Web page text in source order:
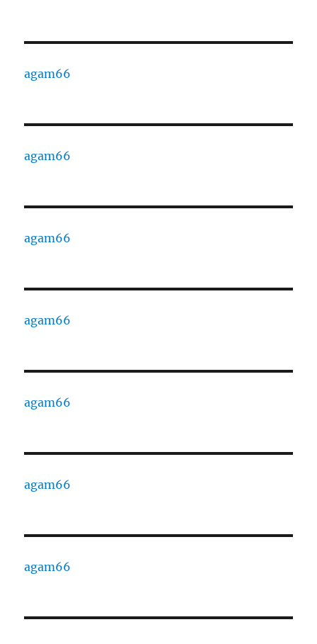
agam66
agam66
agam66
agam66
agam66
agam66
agam66